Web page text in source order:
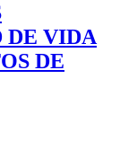
DE VIDA
DE